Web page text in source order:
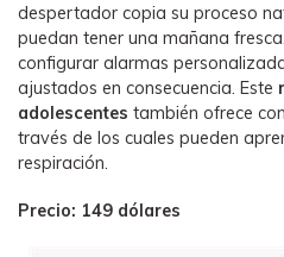
despertador copia su proceso
puedan tener una mañana
configurar alarmas
ajustados en consecuencia. Este
adolescentes también ofrece
través de los cuales pueden
respiración.
Precio: 149 dólares